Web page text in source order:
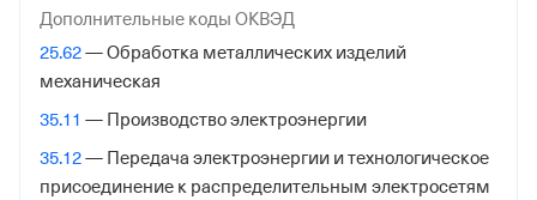
125373, гор. Москва, Походный Проезд, Домовладение
Внебюджетные фонды
Дополнительные коды ОКВЭД
25.62— Обработка металлических изделий
механическая
35.11 — Производство электроэнергии
35.12— Передача электроэнергии и технологическое
присоединение к распределительным электросетям